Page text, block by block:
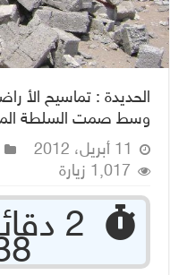
الحديدة : تماسيح الأ
وسط صمت السلطة
11 أبريل، 2012
1,017 زيارة
338 كلمة